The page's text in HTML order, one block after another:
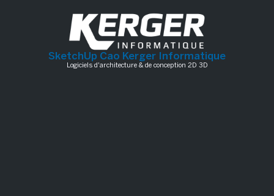
SketchUp Cao Kerger Informatique
Logiciels d'architecture & de conception 2D 3D